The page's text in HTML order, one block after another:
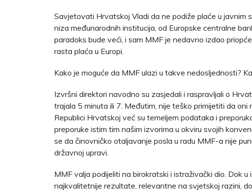
Savjetovati Hrvatskoj Vladi da ne podiže plaće u javnim
niza međunarodnih institucija, od Europske centralne
paradoks bude veći, i sam MMF je nedavno izdao
rasta plaća u Europi.
Kako je moguće da MMF ulazi u takve nedosljednosti?
Izvršni direktori navodno su zasjedali i raspravljali o
trajala 5 minuta ili 7. Međutim, nije teško primijetiti da
Republici Hrvatskoj već su temeljem podataka i
preporuke istim tim našim izvorima u okviru svojih
se da činovničko otaljavanje posla u radu MMF-a nije
državnoj upravi.
MMF valja podijeliti na birokratski i istraživački dio. Dok u
najkvalitetnije rezultate, relevantne na svjetskoj razini,